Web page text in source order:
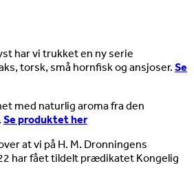
har vi trukket en ny serie
torsk, små hornfisk og ansjoser. Se
med naturlig aroma fra den
Se produktet her
at vi på H. M. Dronningens
har fået tildelt prædikatet Kongelig